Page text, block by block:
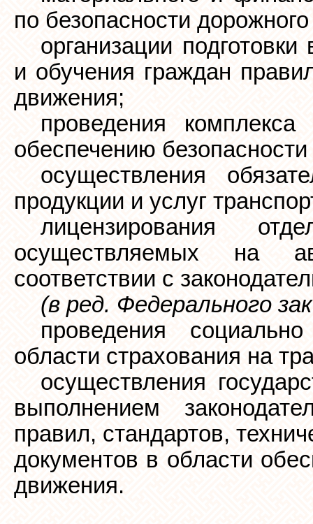
по безопасности
организации
и обучения граждан
движения;
проведения
обеспечению
осуществления
продукции и услуг
лицензирования
осуществляемых на
соответствии с
(в ред. Федерального
проведения
области страхования на
осуществления
выполнением
правил, стандартов,
документов в области
движения.